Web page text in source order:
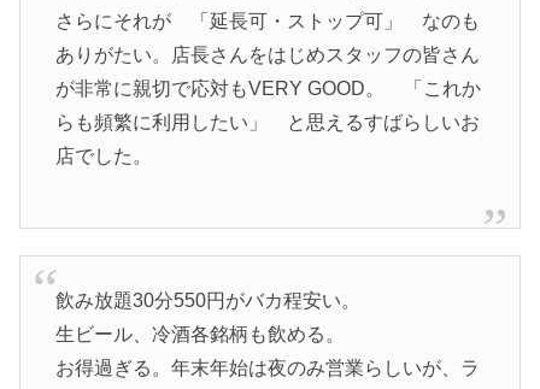
さらにそれが 「延長可・ストップ可」 なのも
ありがたい。店長さんをはじめスタッフの皆さん
が非常に親切で応対もVERY GOOD。 「これか
らも頻繁に利用したい」 と思えるすばらしいお
店でした。
飲み放題30分550円がバカ程安い。
生ビール、冷酒各銘柄も飲める。
お得過ぎる。年末年始は夜のみ営業らしいが、ラ